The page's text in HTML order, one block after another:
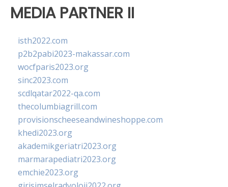
MEDIA PARTNER II
isth2022.com
p2b2pabi2023-makassar.com
wocfparis2023.org
sinc2023.com
scdlqatar2022-qa.com
thecolumbiagrill.com
provisionscheeseandwineshoppe.com
khedi2023.org
akademikgeriatri2023.org
marmarapediatri2023.org
emchie2023.org